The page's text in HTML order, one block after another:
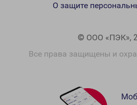
© ООО «ПЭК»,
Все права защищены и
О защите